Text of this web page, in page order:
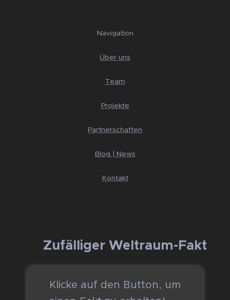
Navigation
Über uns
Team
Projekte
Partnerschaften
Blog | News
Kontakt
🚀 Zufälliger Weltraum-Fakt
Klicke auf den Button, um